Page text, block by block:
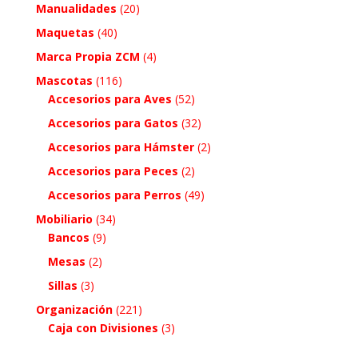
Manualidades (20)
Maquetas (40)
Marca Propia ZCM (4)
Mascotas (116)
Accesorios para Aves (52)
Accesorios para Gatos (32)
Accesorios para Hámster (2)
Accesorios para Peces (2)
Accesorios para Perros (49)
Mobiliario (34)
Bancos (9)
Mesas (2)
Sillas (3)
Organización (221)
Caja con Divisiones (3)